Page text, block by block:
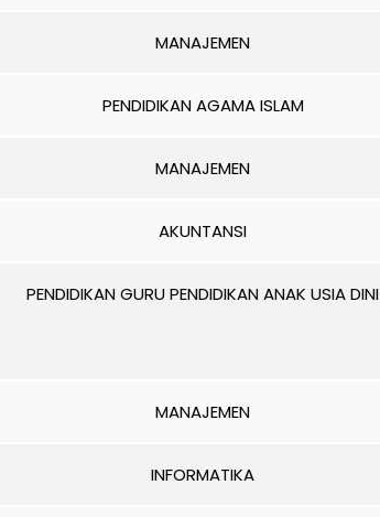
MANAJEMEN
PENDIDIKAN AGAMA ISLAM
MANAJEMEN
AKUNTANSI
PENDIDIKAN GURU PENDIDIKAN ANAK USIA DINI
MANAJEMEN
INFORMATIKA